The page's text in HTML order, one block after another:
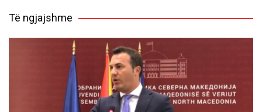
Të ngjajshme